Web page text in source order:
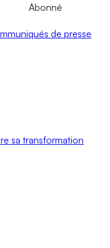
Abonné
de presse
sa transformation